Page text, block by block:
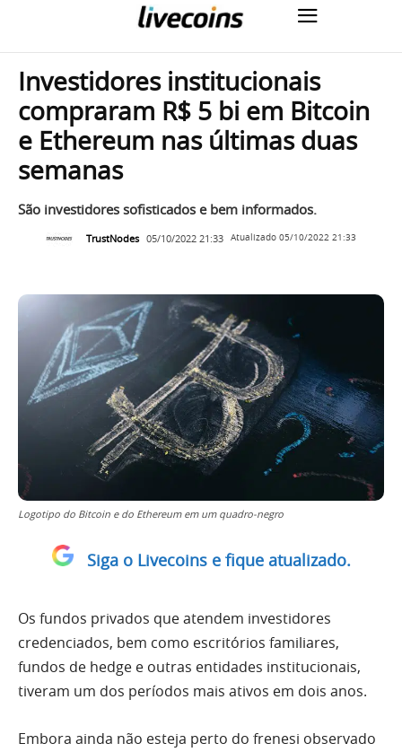
Investidores institucionais
compraram R$ 5 bi em Bitcoin
e Ethereum nas últimas duas
semanas
São investidores sofisticados e bem informados.
TrustNodes 05/10/2022 21:33 Atualizado 05/10/2022 21:33
Logotipo do Bitcoin e do Ethereum em um quadro-negro
Siga o Livecoins e fique atualizado.
Os fundos privados que atendem investidores
credenciados, bem como escritórios familiares,
fundos de hedge e outras entidades institucionais,
tiveram um dos períodos mais ativos em dois anos.
Embora ainda não esteja perto do frenesi observado